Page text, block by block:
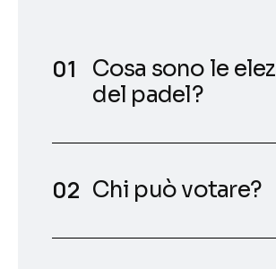
Cosa sono le
del padel?
Chi può votare?